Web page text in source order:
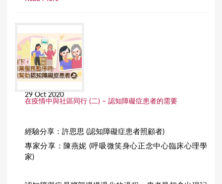
29 Oct 2020
在疫情中與社區同行 (二) – 認知障礙症患者的需要
經驗分享：許思思 (認知障礙症患者照顧者)
專家分享：陳燕妮 (呼吸微笑身心正念中心臨床心理學
家)